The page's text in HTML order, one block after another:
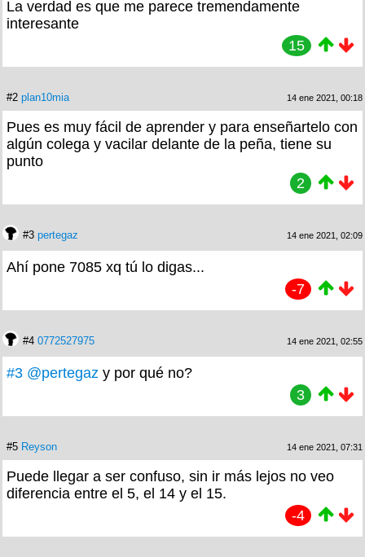
La verdad es que me parece tremendamente
interesante
15
#2 plan10mia 14 ene 2021, 00:18
Pues es muy fácil de aprender y para enseñartelo con
algún colega y vacilar delante de la peña, tiene su
punto
2
#3 pertegaz 14 ene 2021, 02:09
Ahí pone 7085 xq tú lo digas...
-7
#4 0772527975 14 ene 2021, 02:55
#3 @pertegaz y por qué no?
3
#5 Reyson 14 ene 2021, 07:31
Puede llegar a ser confuso, sin ir más lejos no veo
diferencia entre el 5, el 14 y el 15.
-4